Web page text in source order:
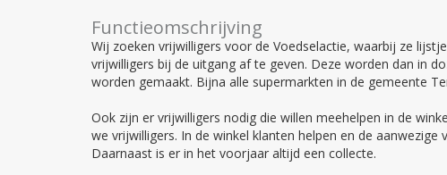
Functieomschrijving
Wij zoeken vrijwilligers voor de Voedselactie, waarbij ze
vrijwilligers bij de uitgang af te geven. Deze worden dan in
worden gemaakt. Bijna alle supermarkten in de gemeente
Ook zijn er vrijwilligers nodig die willen meehelpen in de
we vrijwilligers. In de winkel klanten helpen en de
Daarnaast is er in het voorjaar altijd een collecte.